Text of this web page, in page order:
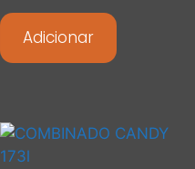
Adicionar